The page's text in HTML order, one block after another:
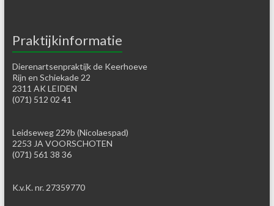
Praktijkinformatie
Dierenartsenpraktijk de Keerhoeve
Rijn en Schiekade 22
2311 AK LEIDEN
(071) 512 02 41
Leidseweg 229b (Nicolaespad)
2253 JA VOORSCHOTEN
(071) 561 38 36
K.v.K. nr. 27359770